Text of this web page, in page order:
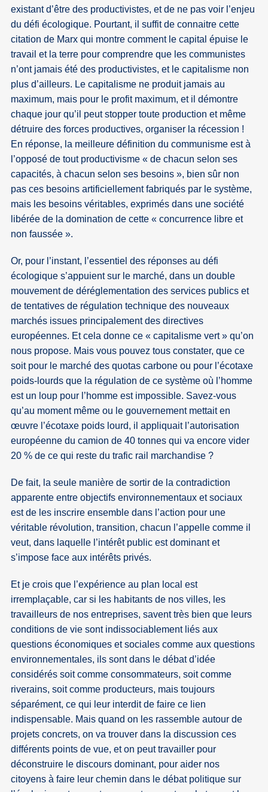
existant d’être des productivistes, et de ne pas voir l’enjeu
du défi écologique. Pourtant, il suffit de connaitre cette
citation de Marx qui montre comment le capital épuise le
travail et la terre pour comprendre que les communistes
n’ont jamais été des productivistes, et le capitalisme non
plus d’ailleurs. Le capitalisme ne produit jamais au
maximum, mais pour le profit maximum, et il démontre
chaque jour qu’il peut stopper toute production et même
détruire des forces productives, organiser la récession !
En réponse, la meilleure définition du communisme est à
l’opposé de tout productivisme « de chacun selon ses
capacités, à chacun selon ses besoins », bien sûr non
pas ces besoins artificiellement fabriqués par le système,
mais les besoins véritables, exprimés dans une société
libérée de la domination de cette « concurrence libre et
non faussée ».
Or, pour l’instant, l’essentiel des réponses au défi
écologique s’appuient sur le marché, dans un double
mouvement de déréglementation des services publics et
de tentatives de régulation technique des nouveaux
marchés issues principalement des directives
européennes. Et cela donne ce « capitalisme vert » qu’on
nous propose. Mais vous pouvez tous constater, que ce
soit pour le marché des quotas carbone ou pour l’écotaxe
poids-lourds que la régulation de ce système où l’homme
est un loup pour l’homme est impossible. Savez-vous
qu’au moment même ou le gouvernement mettait en
œuvre l’écotaxe poids lourd, il appliquait l’autorisation
européenne du camion de 40 tonnes qui va encore vider
20 % de ce qui reste du trafic rail marchandise ?
De fait, la seule manière de sortir de la contradiction
apparente entre objectifs environnementaux et sociaux
est de les inscrire ensemble dans l’action pour une
véritable révolution, transition, chacun l’appelle comme il
veut, dans laquelle l’intérêt public est dominant et
s’impose face aux intérêts privés.
Et je crois que l’expérience au plan local est
irremplaçable, car si les habitants de nos villes, les
travailleurs de nos entreprises, savent très bien que leurs
conditions de vie sont indissociablement liés aux
questions économiques et sociales comme aux questions
environnementales, ils sont dans le débat d’idée
considérés soit comme consommateurs, soit comme
riverains, soit comme producteurs, mais toujours
séparément, ce qui leur interdit de faire ce lien
indispensable. Mais quand on les rassemble autour de
projets concrets, on va trouver dans la discussion ces
différents points de vue, et on peut travailler pour
déconstruire le discours dominant, pour aider nos
citoyens à faire leur chemin dans le débat politique sur